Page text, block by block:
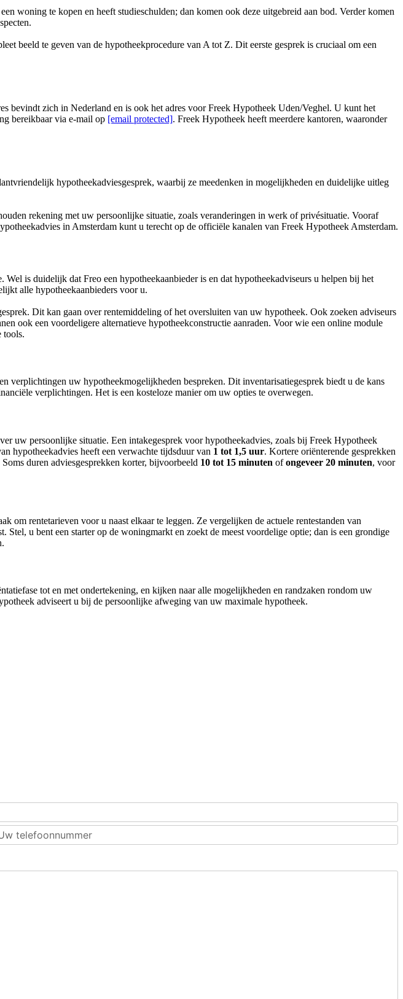
woning te kopen en heeft studieschulden; dan komen ook deze uitgebreid aan bod. Verder komen
beeld te geven van de hypotheekprocedure van A tot Z. Dit eerste gesprek is cruciaal om een
bevindt zich in Nederland en is ook het adres voor Freek Hypotheek Uden/Veghel. U kunt het
bereikbaar via e-mail op [email protected]. Freek Hypotheek heeft meerdere kantoren, waaronder
hypotheekadviesgesprek, waarbij ze meedenken in mogelijkheden en duidelijke uitleg
rekening met uw persoonlijke situatie, zoals veranderingen in werk of privésituatie. Vooraf
in Amsterdam kunt u terecht op de officiële kanalen van Freek Hypotheek Amsterdam.
is duidelijk dat Freo een hypotheekaanbieder is en dat hypotheekadviseurs u helpen bij het
alle hypotheekaanbieders voor u.
Dit kan gaan over rentemiddeling of het oversluiten van uw hypotheek. Ook zoeken adviseurs
ook een voordeligere alternatieve hypotheekconstructie aanraden. Voor wie een online module
tools.
verplichtingen uw hypotheekmogelijkheden bespreken. Dit inventarisatiegesprek biedt u de kans
verplichtingen. Het is een kosteloze manier om uw opties te overwegen.
uw persoonlijke situatie. Een intakegesprek voor hypotheekadvies, zoals bij Freek Hypotheek
hypotheekadvies heeft een verwachte tijdsduur van 1 tot 1,5 uur. Kortere oriënterende gesprekken
Soms duren adviesgesprekken korter, bijvoorbeeld 10 tot 15 minuten ofongeveer 20 minuten, voor
om rentetarieven voor u naast elkaar te leggen. Ze vergelijken de actuele rentestanden van
u bent een starter op de woningmarkt en zoekt de meest voordelige optie; dan is een grondige
tot en met ondertekening, en kijken naar alle mogelijkheden en randzaken rondom uw
adviseert u bij de persoonlijke afweging van uw maximale hypotheek.